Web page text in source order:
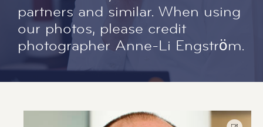
partners and similar. When using
our photos, please credit
photographer Anne-Li Engström.